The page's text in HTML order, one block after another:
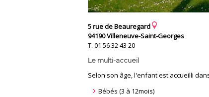
5 rue de Beauregard
94190 Villeneuve-Saint-Georges
T. 01 56 32 43 20
Le multi-accueil
Selon son âge, l'enfant est accueilli
Bébés (3 à 12mois)